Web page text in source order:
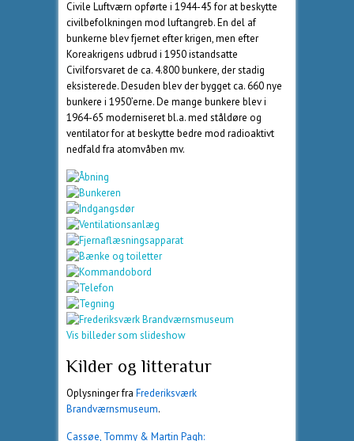
Civile Luftværn opførte i 1944-45 for at beskytte
civilbefolkningen mod luftangreb. En del af
bunkerne blev fjernet efter krigen, men efter
Koreakrigens udbrud i 1950 istandsatte
Civilforsvaret de ca. 4.800 bunkere, der stadig
eksisterede. Desuden blev der bygget ca. 660 nye
bunkere i 1950’erne. De mange bunkere blev i
1964-65 moderniseret bl.a. med ståldøre og
ventilator for at beskytte bedre mod radioaktivt
nedfald fra atomvåben mv.
Vis billeder som slideshow
Kilder og litteratur
Oplysninger fra Frederiksværk
Brandværnsmuseum.
Cassøe, Tommy & Martin Pagh: